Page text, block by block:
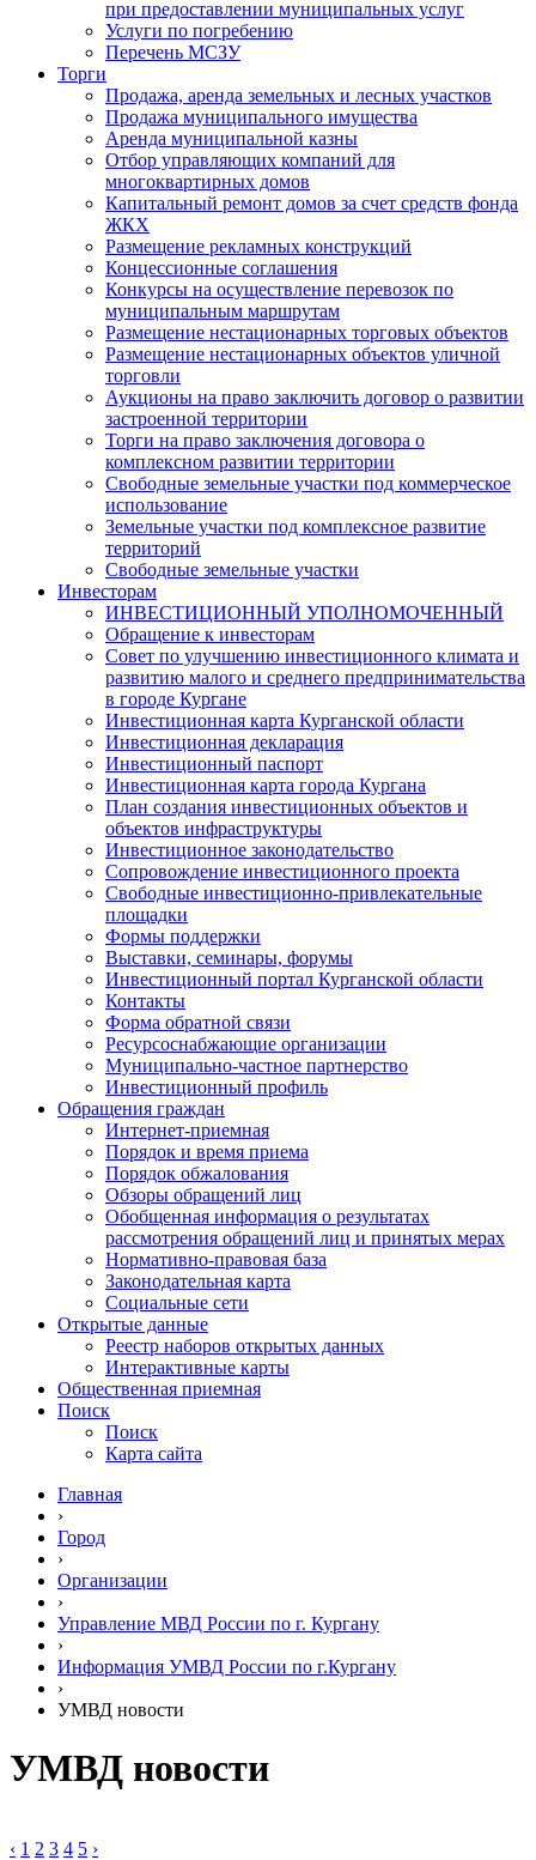
при предоставлении муниципальных услуг
Услуги по погребению
Перечень МСЗУ
Торги
Продажа, аренда земельных и лесных участков
Продажа муниципального имущества
Аренда муниципальной казны
Отбор управляющих компаний для
многоквартирных домов
Капитальный ремонт домов за счет средств фонда
ЖКХ
Размещение рекламных конструкций
Концессионные соглашения
Конкурсы на осуществление перевозок по
муниципальным маршрутам
Размещение нестационарных торговых объектов
Размещение нестационарных объектов уличной
торговли
Аукционы на право заключить договор о развитии
застроенной территории
Торги на право заключения договора о
комплексном развитии территории
Свободные земельные участки под коммерческое
использование
Земельные участки под комплексное развитие
территорий
Свободные земельные участки
Инвесторам
ИНВЕСТИЦИОННЫЙ УПОЛНОМОЧЕННЫЙ
Обращение к инвесторам
Совет по улучшению инвестиционного климата и
развитию малого и среднего предпринимательства
в городе Кургане
Инвестиционная карта Курганской области
Инвестиционная декларация
Инвестиционный паспорт
Инвестиционная карта города Кургана
План создания инвестиционных объектов и
объектов инфраструктуры
Инвестиционное законодательство
Сопровождение инвестиционного проекта
Свободные инвестиционно-привлекательные
площадки
Формы поддержки
Выставки, семинары, форумы
Инвестиционный портал Курганской области
Контакты
Форма обратной связи
Ресурсоснабжающие организации
Муниципально-частное партнерство
Инвестиционный профиль
Обращения граждан
Интернет-приемная
Порядок и время приема
Порядок обжалования
Обзоры обращений лиц
Обобщенная информация о результатах
рассмотрения обращений лиц и принятых мерах
Нормативно-правовая база
Законодательная карта
Социальные сети
Открытые данные
Реестр наборов открытых данных
Интерактивные карты
Общественная приемная
Поиск
Поиск
Карта сайта
Главная
›
Город
›
Организации
›
Управление МВД России по г. Кургану
›
Информация УМВД России по г.Кургану
›
УМВД новости
УМВД новости
‹ 1 2 3 4 5 ›